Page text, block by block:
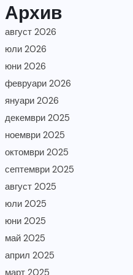
Архив
август 2026
юли 2026
юни 2026
февруари 2026
януари 2026
декември 2025
ноември 2025
октомври 2025
септември 2025
август 2025
юли 2025
юни 2025
май 2025
април 2025
март 2025